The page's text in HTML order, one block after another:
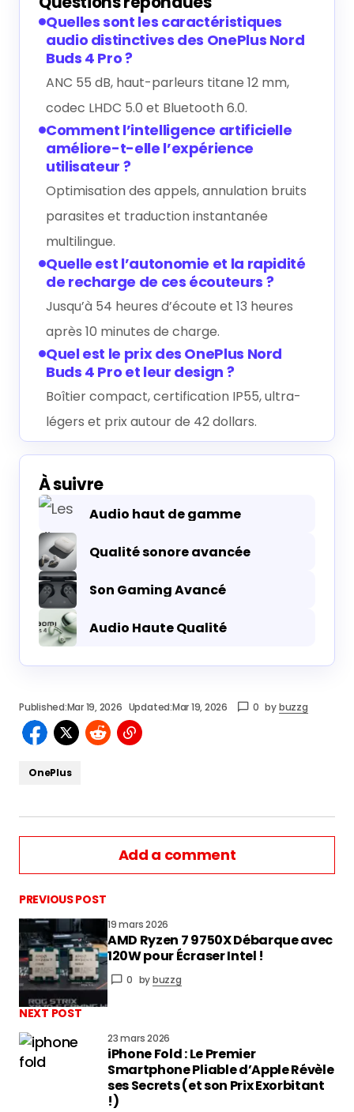
Quelles sont les caractéristiques
audio distinctives des OnePlus Nord
Buds 4 Pro ?
ANC 55 dB, haut-parleurs titane 12 mm,
codec LHDC 5.0 et Bluetooth 6.0.
Comment l’intelligence artificielle
améliore-t-elle l’expérience
utilisateur ?
Optimisation des appels, annulation bruits
parasites et traduction instantanée
multilingue.
Quelle est l’autonomie et la rapidité
de recharge de ces écouteurs ?
Jusqu’à 54 heures d’écoute et 13 heures
après 10 minutes de charge.
Quel est le prix des OnePlus Nord
Buds 4 Pro et leur design ?
Boîtier compact, certification IP55, ultra-
légers et prix autour de 42 dollars.
À suivre
Audio haut de gamme
Qualité sonore avancée
Son Gaming Avancé
Audio Haute Qualité
Published:Mar 19, 2026 Updated:Mar 19, 2026 0 bybuzzg
OnePlus
Add a comment
vous connecter
PREVIOUS POST
19 mars 2026
AMD Ryzen 7 9750X Débarque avec
120W pour Écraser Intel !
0 bybuzzg
NEXT POST
23 mars 2026
iPhone Fold : Le Premier
Smartphone Pliable d’Apple Révèle
ses Secrets (et son Prix Exorbitant
!)